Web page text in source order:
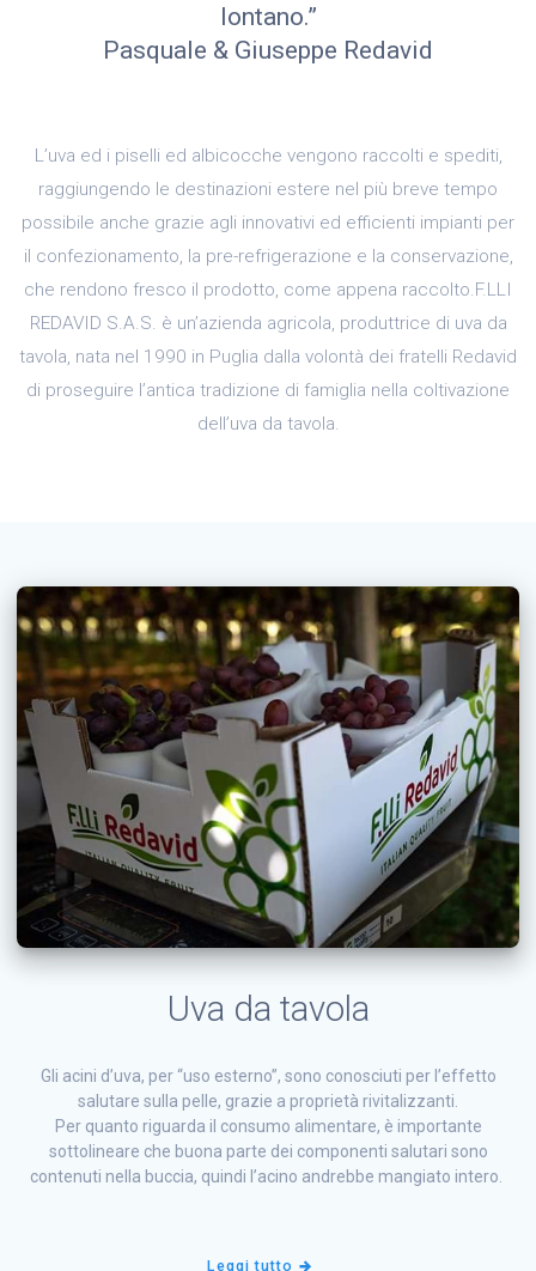
lontano.”
Pasquale & Giuseppe Redavid
L’uva ed i piselli ed albicocche vengono raccolti e spediti,
raggiungendo le destinazioni estere nel più breve tempo
possibile anche grazie agli innovativi ed efficienti impianti per
il confezionamento, la pre-refrigerazione e la conservazione,
che rendono fresco il prodotto, come appena raccolto.F.LLI
REDAVID S.A.S. è un’azienda agricola, produttrice di uva da
tavola, nata nel 1990 in Puglia dalla volontà dei fratelli Redavid
di proseguire l’antica tradizione di famiglia nella coltivazione
dell’uva da tavola.
Uva da tavola
Gli acini d’uva, per “uso esterno”, sono conosciuti per l’effetto
salutare sulla pelle, grazie a proprietà rivitalizzanti.
Per quanto riguarda il consumo alimentare, è importante
sottolineare che buona parte dei componenti salutari sono
contenuti nella buccia, quindi l’acino andrebbe mangiato intero.
Leggi tutto